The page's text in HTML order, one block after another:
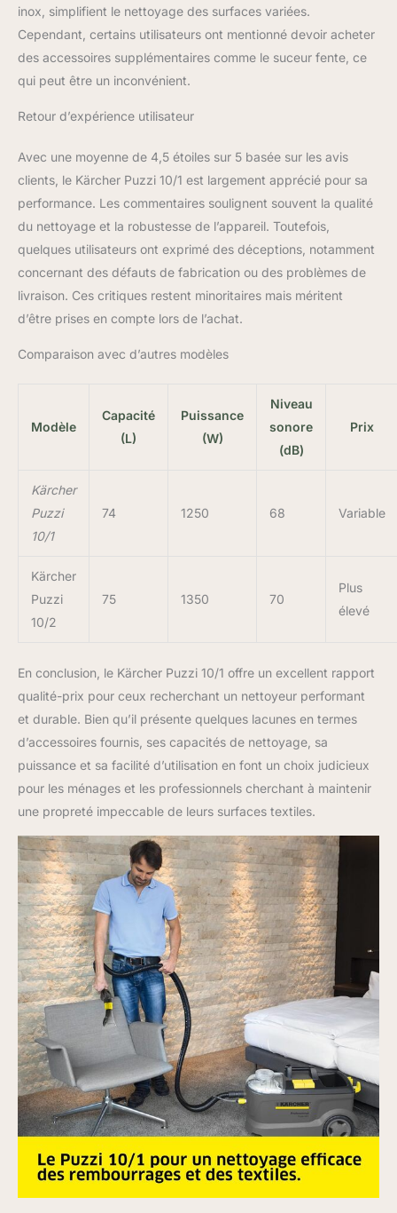
inox, simplifient le nettoyage des surfaces variées.
Cependant, certains utilisateurs ont mentionné devoir acheter
des accessoires supplémentaires comme le suceur fente, ce
qui peut être un inconvénient.
Retour d’expérience utilisateur
Avec une moyenne de 4,5 étoiles sur 5 basée sur les avis
clients, le Kärcher Puzzi 10/1 est largement apprécié pour sa
performance. Les commentaires soulignent souvent la qualité
du nettoyage et la robustesse de l’appareil. Toutefois,
quelques utilisateurs ont exprimé des déceptions, notamment
concernant des défauts de fabrication ou des problèmes de
livraison. Ces critiques restent minoritaires mais méritent
d’être prises en compte lors de l’achat.
Comparaison avec d’autres modèles
Modèle
Capacité
(L)
Puissance
(W)
Niveau
sonore
(dB)
Prix
Kärcher
Puzzi
10/1
74 1250 68 Variable
Kärcher
Puzzi
10/2
75 1350 70
Plus
élevé
En conclusion, le Kärcher Puzzi 10/1 offre un excellent rapport
qualité-prix pour ceux recherchant un nettoyeur performant
et durable. Bien qu’il présente quelques lacunes en termes
d’accessoires fournis, ses capacités de nettoyage, sa
puissance et sa facilité d’utilisation en font un choix judicieux
pour les ménages et les professionnels cherchant à maintenir
une propreté impeccable de leurs surfaces textiles.